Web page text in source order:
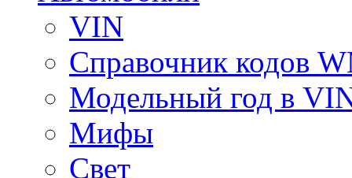
VIN
Справочник кодов
Модельный год в
Мифы
Свет